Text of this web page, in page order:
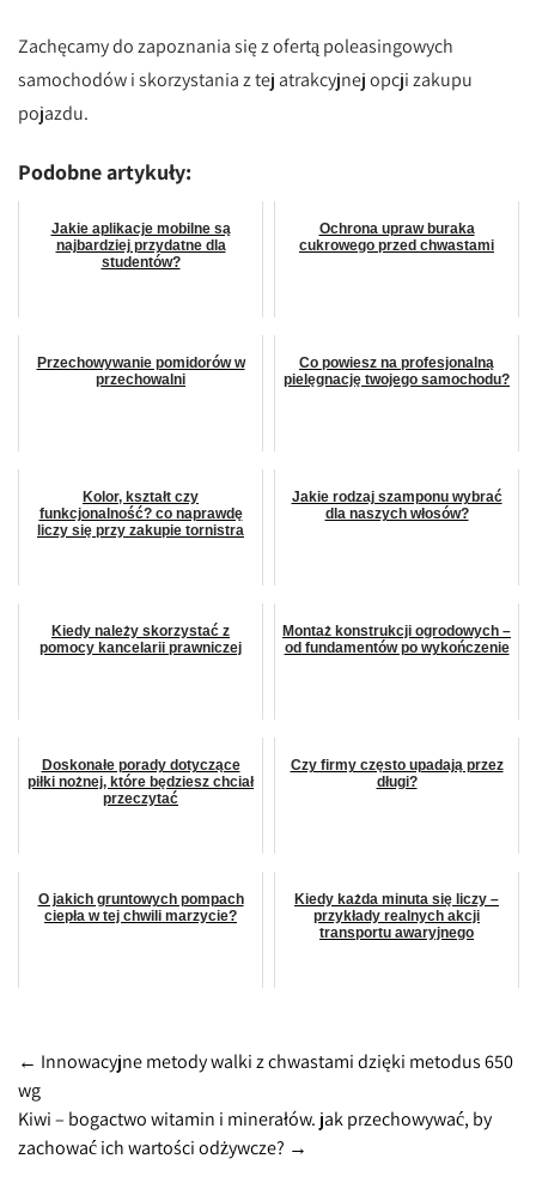
Zachęcamy do zapoznania się z ofertą poleasingowych
samochodów i skorzystania z tej atrakcyjnej opcji zakupu
pojazdu.
Podobne artykuły:
Jakie aplikacje mobilne są
najbardziej przydatne dla
studentów?
Ochrona upraw buraka
cukrowego przed chwastami
Przechowywanie pomidorów w
przechowalni
Co powiesz na profesjonalną
pielęgnację twojego samochodu?
Kolor, kształt czy
funkcjonalność? co naprawdę
liczy się przy zakupie tornistra
Jakie rodzaj szamponu wybrać
dla naszych włosów?
Kiedy należy skorzystać z
pomocy kancelarii prawniczej
Montaż konstrukcji ogrodowych –
od fundamentów po wykończenie
Doskonałe porady dotyczące
piłki nożnej, które będziesz chciał
przeczytać
Czy firmy często upadają przez
długi?
O jakich gruntowych pompach
ciepła w tej chwili marzycie?
Kiedy każda minuta się liczy –
przykłady realnych akcji
transportu awaryjnego
Post
navigation
← Innowacyjne metody walki z chwastami dzięki metodus 650
wg
Kiwi – bogactwo witamin i minerałów. jak przechowywać, by
zachować ich wartości odżywcze? →